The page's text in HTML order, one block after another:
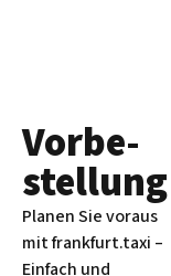
Vorbe­
stellung
Planen Sie voraus
mit frankfurt.taxi –
Einfach und